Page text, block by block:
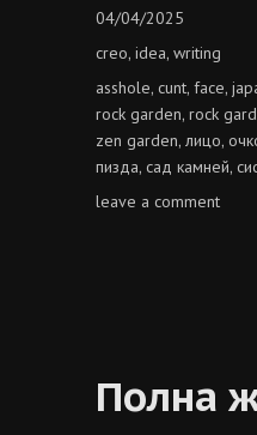
Posted
04/04/2025
Categories
creo,idea,writing
Tags
asshole,cunt,face,
rock garden,rock
zen garden, лицо,
пизда,сад камней,
leave a commenton
Полна